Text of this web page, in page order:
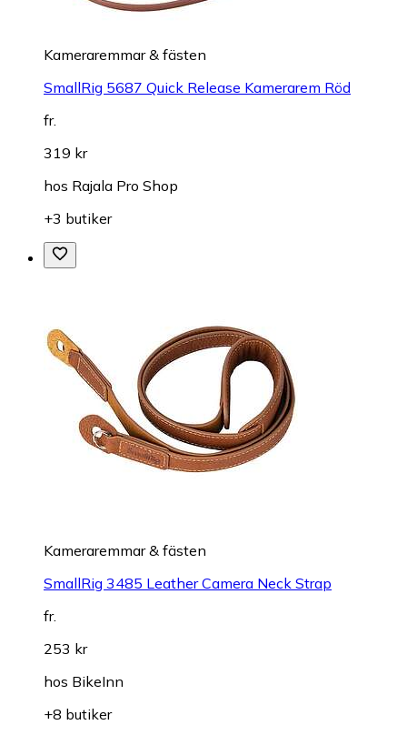
Kameraremmar & fästen
SmallRig 5687 Quick Release Kamerarem Röd
fr.
319 kr
hos Rajala Pro Shop
+3 butiker
Kameraremmar & fästen
SmallRig 3485 Leather Camera Neck Strap
fr.
253 kr
hos BikeInn
+8 butiker